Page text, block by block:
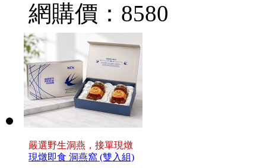
網購價： 8580
嚴選野生洞燕，接單現燉
現燉即食 洞燕窩 (雙入組)